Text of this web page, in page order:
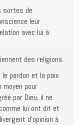
sortes de
leur
avec lui à
des religions.
pardon et la paix
moyen pour
par Dieu, il ne
lui ont dit et
d’opinion à